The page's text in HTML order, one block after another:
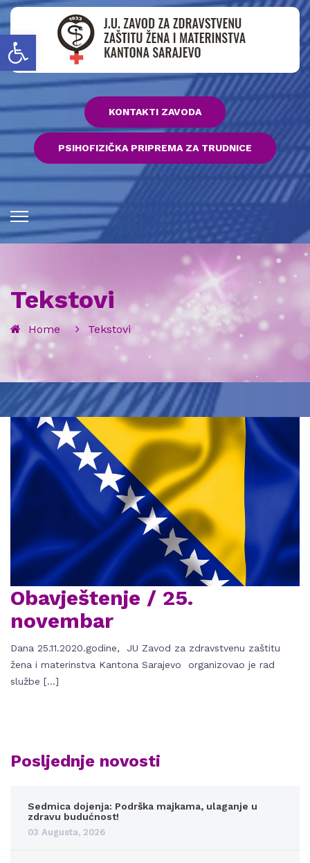
Open toolbar
KONTAKTI ZAVODA
PSIHOFIZIČKA PRIPREMA ZA TRUDNICE
Tekstovi
Home Tekstovi
Obavještenje / 25.
novembar
Dana 25.11.2020.godine, JU Zavod za zdravstvenu zaštitu
žena i materinstva Kantona Sarajevo organizovao je rad
službe […]
Posljednje novosti
Sedmica dojenja: Podrška majkama, ulaganje u
zdravu budućnost!
03 Augusta, 2026